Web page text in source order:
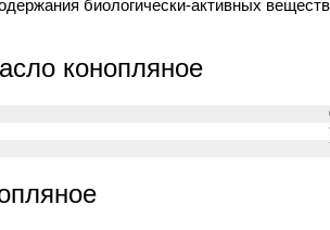
биологически-активных
конопляное